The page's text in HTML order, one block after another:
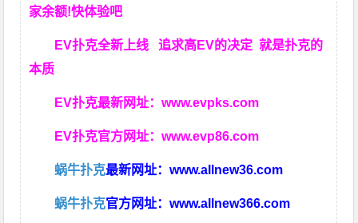
家余额!快体验吧
EV扑克全新上线 追求高EV的决定就是扑克的
本质
EV扑克最新网址：www.evpks.com
EV扑克官方网址：www.evp86.com
蜗牛扑克最新网址：www.allnew36.com
蜗牛扑克官方网址：www.allnew366.com